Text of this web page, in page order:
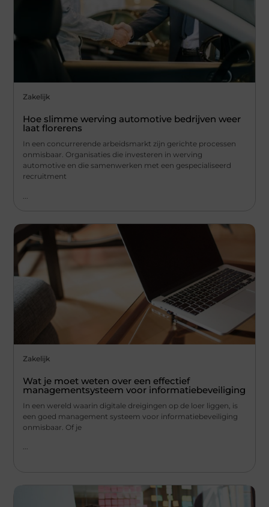
Zakelijk
Hoe slimme werving automotive bedrijven weer
laat florerens
In een concurrerende arbeidsmarkt zijn gerichte processen
onmisbaar. Organisaties die investeren in werving
automotive en die samenwerken met een gespecialiseerd
recruitment
Zakelijk
Wat je moet weten over een effectief
managementsysteem voor informatiebeveiliging
In een wereld waarin digitale dreigingen op de loer liggen, is
een goed management systeem voor informatiebeveiliging
onmisbaar. Of je